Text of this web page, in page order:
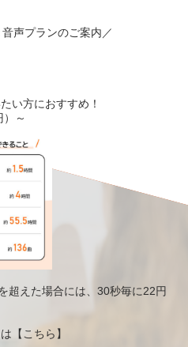
声プランのご案内／
い方におすすめ！
～
超えた場合には、 30秒毎に22円
【 こちら 】